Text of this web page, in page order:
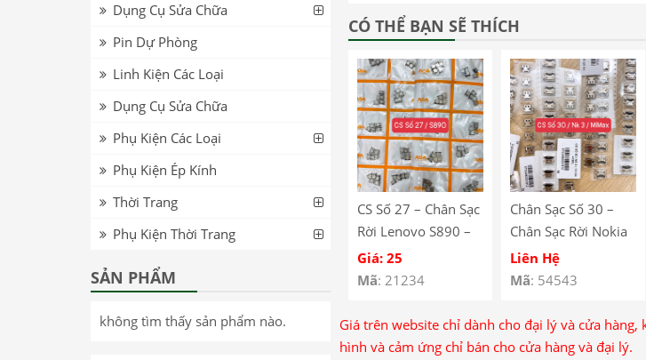
CÓ THỂ BẠN SẼ THÍCH
CS Số 27 – Chân Sạc
Rời Lenovo S890 –
Charging Port
Socket
Giá: 25
Mã: 21234
Chân Sạc Số 30 –
Chân Sạc Rời Nokia
N23 / Xiaomi Mi
Max / Lenovo A708
Liên Hệ
Mã: 54543
Giá trên website chỉ dành cho đại lý và cửa
hình và cảm ứng chỉ bán cho cửa hàng và đại lý.
Dụng Cụ Sửa Chữa
Pin Dự Phòng
Linh Kiện Các Loại
Dụng Cụ Sửa Chữa
Phụ Kiện Các Loại
Phụ Kiện Ép Kính
Thời Trang
Phụ Kiện Thời Trang
SẢN PHẨM
không tìm thấy sản phẩm nào.